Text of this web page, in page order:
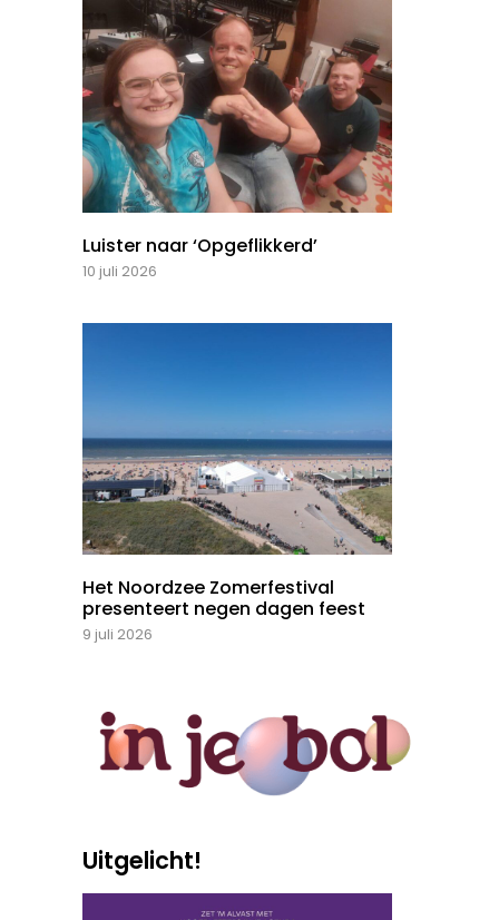
Luister naar ‘Opgeflikkerd’
10 juli 2026
Het Noordzee Zomerfestival
presenteert negen dagen feest
9 juli 2026
Uitgelicht!